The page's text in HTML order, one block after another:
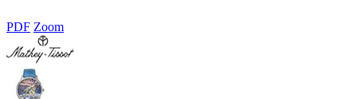
PDF Zoom